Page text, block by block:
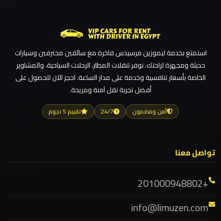
ليموزين مطار العلمين الجديدة
ليموزين مطار العلمين
ليموزين مطار العالمين
ليموزين مطار العاصمة الادارية
ليموزين مطار اكتوبر
ليموزين مرسيدس ايجار بالسائق فى مصر
ليموزين مرسي مطروح
ليموزين مرسي علم
ليموزين
مطار
اكتوبر
مصر
ليموزين
استمتع بخدمة ليموزين مرسيدس فاخرة مع سائقين محترفين وسيارات
حديثة ومجهزة لراحتك. نوفر تنقلات المطار، الرحلات السياحية، والمشاوير
الخاصة بأسعار تنافسية وخدمة على مدار الساعة. احجز الآن للحصول على
أفضل تجربة نقل آمنة ومريحة.
آمن ومضمون 24/7 تقييم 5 نجوم
تواصل معنا
+201000948802
info@limuzen.com